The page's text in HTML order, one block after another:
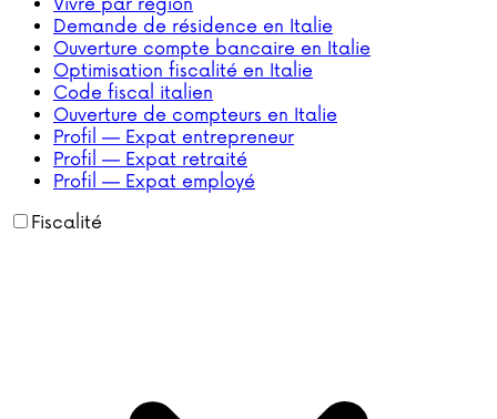
Vivre par région
Demande de résidence en Italie
Ouverture compte bancaire en Italie
Optimisation fiscalité en Italie
Code fiscal italien
Ouverture de compteurs en Italie
Profil — Expat entrepreneur
Profil — Expat retraité
Profil — Expat employé
Fiscalité